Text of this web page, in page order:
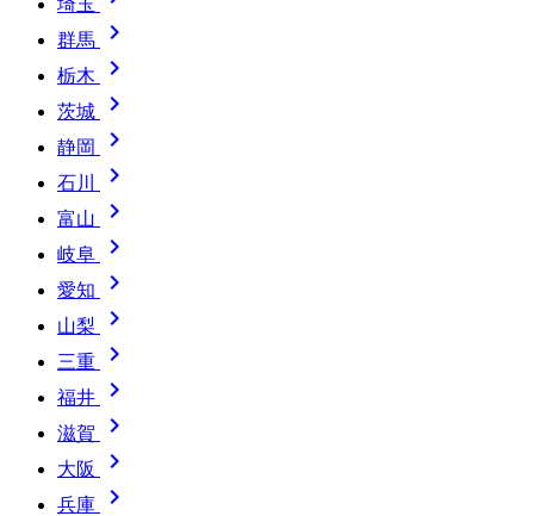
群馬 
栃木 
茨城 
静岡 
石川 
富山 
岐阜 
愛知 
山梨 
三重 
福井 
滋賀 
大阪 
兵庫 